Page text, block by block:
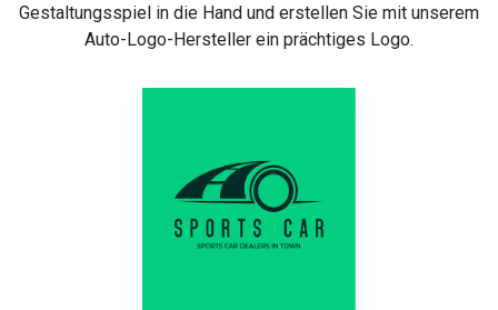
Gestaltungsspiel in die Hand und erstellen Sie mit unserem
Auto-Logo-Hersteller ein prächtiges Logo.